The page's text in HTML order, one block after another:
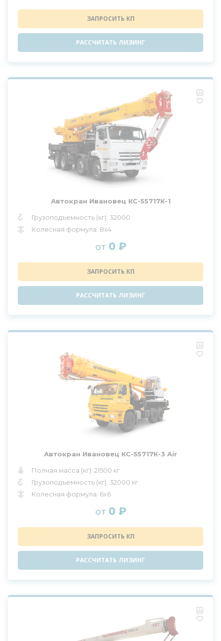
ЗАПРОСИТЬ КП
РАССЧИТАТЬ ЛИЗИНГ
Автокран Ивановец КС-55717К-1
Грузоподъемность (кг): 32000
Колесная формула: 8x4
от 0 ₽
ЗАПРОСИТЬ КП
РАССЧИТАТЬ ЛИЗИНГ
Автокран Ивановец КС-55717К-3 Air
Полная масса (кг): 21500 кг
Грузоподъемность (кг): 32000 кг
Колесная формула: 6x6
от 0 ₽
ЗАПРОСИТЬ КП
РАССЧИТАТЬ ЛИЗИНГ